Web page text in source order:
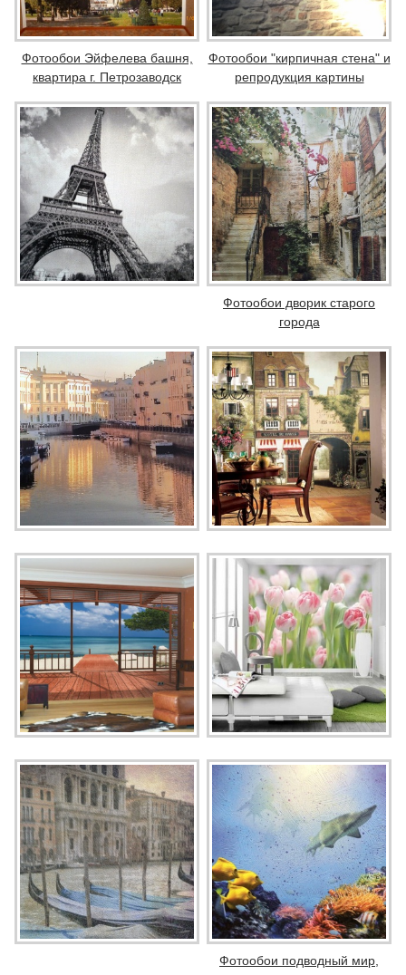
Фотообои Эйфелева башня,
квартира г. Петрозаводск
Фотообои "кирпичная стена" и
репродукция картины
Фотообои дворик старого
города
Фотообои подводный мир,